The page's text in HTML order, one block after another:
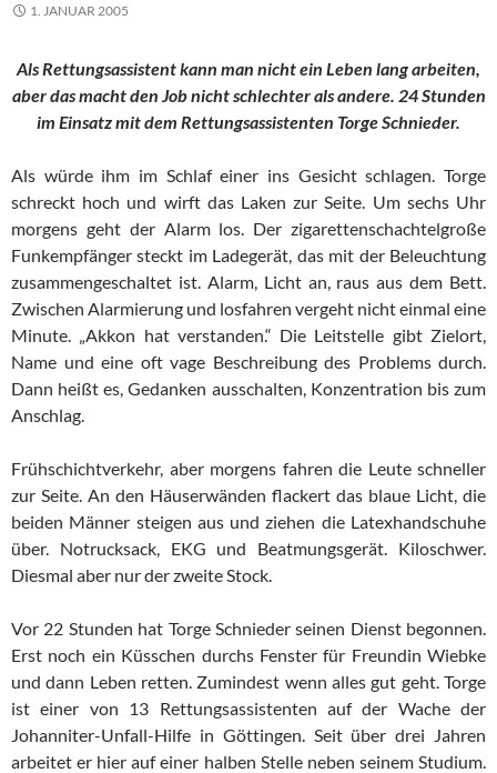
1. JANUAR 2005
Als Rettungsassistent kann man nicht ein Leben lang arbeiten,
aber das macht den Job nicht schlechter als andere. 24 Stunden
im Einsatz mit dem Rettungsassistenten Torge Schnieder.
Als würde ihm im Schlaf einer ins Gesicht schlagen. Torge
schreckt hoch und wirft das Laken zur Seite. Um sechs Uhr
morgens geht der Alarm los. Der zigarettenschachtelgroße
Funkempfänger steckt im Ladegerät, das mit der Beleuchtung
zusammengeschaltet ist. Alarm, Licht an, raus aus dem Bett.
Zwischen Alarmierung und losfahren vergeht nicht einmal eine
Minute. „Akkon hat verstanden.“ Die Leitstelle gibt Zielort,
Name und eine oft vage Beschreibung des Problems durch.
Dann heißt es, Gedanken ausschalten, Konzentration bis zum
Anschlag.
Frühschichtverkehr, aber morgens fahren die Leute schneller
zur Seite. An den Häuserwänden flackert das blaue Licht, die
beiden Männer steigen aus und ziehen die Latexhandschuhe
über. Notrucksack, EKG und Beatmungsgerät. Kiloschwer.
Diesmal aber nur der zweite Stock.
Vor 22 Stunden hat Torge Schnieder seinen Dienst begonnen.
Erst noch ein Küsschen durchs Fenster für Freundin Wiebke
und dann Leben retten. Zumindest wenn alles gut geht. Torge
ist einer von 13 Rettungsassistenten auf der Wache der
Johanniter-Unfall-Hilfe in Göttingen. Seit über drei Jahren
arbeitet er hier auf einer halben Stelle neben seinem Studium.